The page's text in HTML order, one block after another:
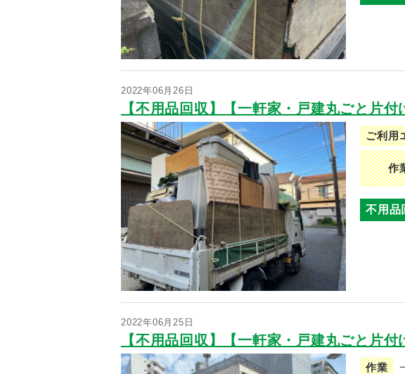
2022年06月26日
【不用品回収】【一軒家・戸建丸ごと片付
ご利用
作
不用品
2022年06月25日
【不用品回収】【一軒家・戸建丸ごと片
作業